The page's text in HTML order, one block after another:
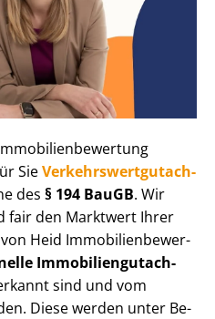
SieVer­kehrs­wert­gut­ach­
des § 194 BauGB. Wir
fair den Marktwert Ihrer
Heid Im­mo­bi­li­en­be­wer­
Im­mo­bi­li­en­gut­ach­
sind und vom
Diese werden unter Be­